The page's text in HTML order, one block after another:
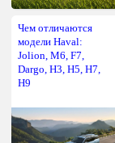
Чем отличаются
модели Haval:
Jolion, M6, F7,
Dargo, H3, H5, H7,
H9